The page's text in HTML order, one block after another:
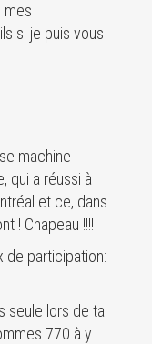
mes
si je puis vous
machine
qui a réussi à
et ce, dans
! Chapeau !!!!
de participation:
seule lors de ta
770 à y